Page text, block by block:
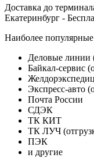
Доставка до
Екатеринбург -
Наиболее
Деловые линии
Байкал-сервис
Экспресс-авто
Почта России
СДЭК
ТК КИТ
ТК ЛУЧ
ПЭК
и другие